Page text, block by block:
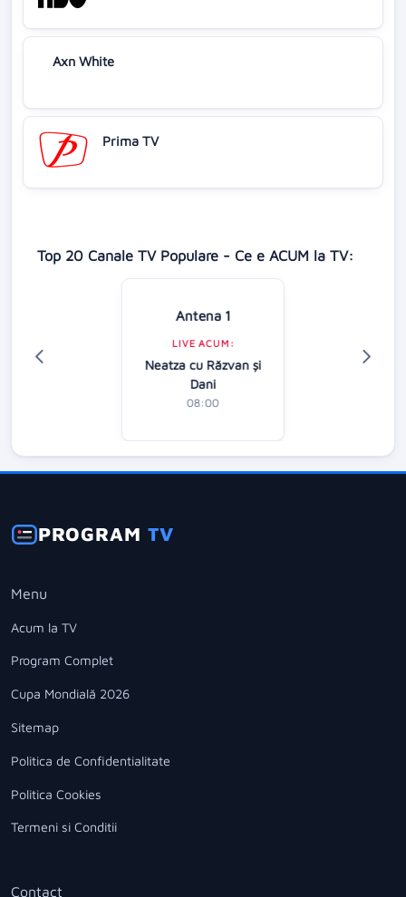
Axn White
Prima TV
Top 20 Canale TV Populare - Ce e ACUM la TV:
Antena 1
LIVE ACUM:
Neatza cu Răzvan şi
Dani
08:00
PROGRAMTV
Menu
Acum la TV
Program Complet
Cupa Mondială 2026
Sitemap
Politica de Confidentialitate
Politica Cookies
Termeni si Conditii
Contact